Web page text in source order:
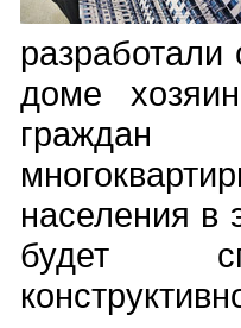
доме
населения в
будет